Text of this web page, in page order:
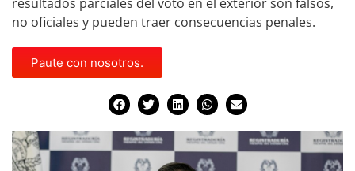
no oficiales y pueden traer consecuencias penales.
Paute con nosotros.